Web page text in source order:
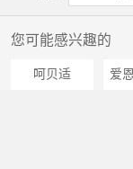
您可能感兴趣的
呵贝适